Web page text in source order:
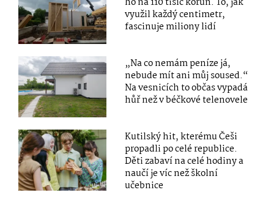
využil každý centimetr,
fascinuje miliony lidí
„Na co nemám peníze já,
nebude mít ani můj soused.“
Na vesnicích to občas vypadá
hůř než v béčkové telenovele
Kutilský hit, kterému Češi
propadli po celé republice.
Děti zabaví na celé hodiny a
naučí je víc než školní
učebnice